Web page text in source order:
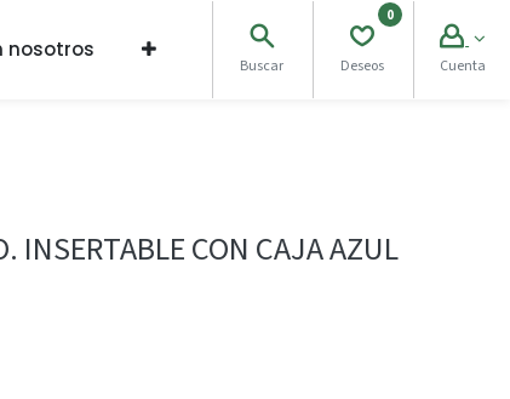
nosotros
Buscar
0
Deseos Cuenta
INSERTABLE CON CAJA AZUL